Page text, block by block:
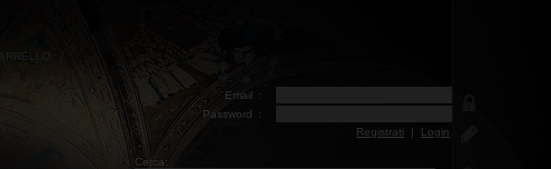
Email :
Password
:
Registrati | Login
Cerca: